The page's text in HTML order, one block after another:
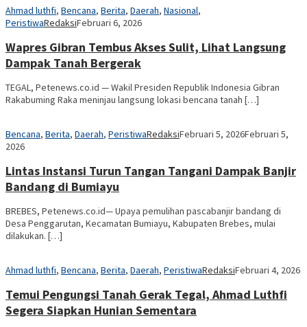
Ahmad luthfi, Bencana, Berita, Daerah, Nasional,
PeristiwaRedaksiFebruari 6, 2026
Wapres Gibran Tembus Akses Sulit, Lihat Langsung
Dampak Tanah Bergerak
TEGAL, Petenews.co.id — Wakil Presiden Republik Indonesia Gibran
Rakabuming Raka meninjau langsung lokasi bencana tanah […]
Bencana, Berita, Daerah, PeristiwaRedaksiFebruari 5, 2026Februari 5,
2026
Lintas Instansi Turun Tangan Tangani Dampak Banjir
Bandang di Bumiayu
BREBES, Petenews.co.id— Upaya pemulihan pascabanjir bandang di
Desa Penggarutan, Kecamatan Bumiayu, Kabupaten Brebes, mulai
dilakukan. […]
Ahmad luthfi, Bencana, Berita, Daerah, PeristiwaRedaksiFebruari 4, 2026
Temui Pengungsi Tanah Gerak Tegal, Ahmad Luthfi
Segera Siapkan Hunian Sementara